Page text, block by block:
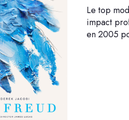
Le top
impact
en 2005